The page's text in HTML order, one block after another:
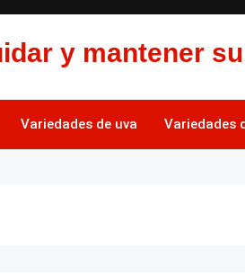
y mantener
Variedades de uva Variedades